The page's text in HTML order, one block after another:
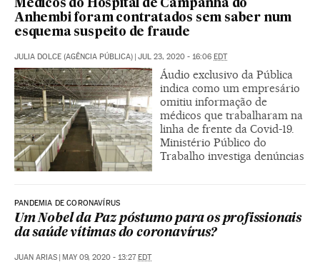
Médicos do Hospital de Campanha do
Anhembi foram contratados sem saber num
esquema suspeito de fraude
JULIA DOLCE (AGÊNCIA PÚBLICA) | JUL 23, 2020 - 16:06 EDT
Áudio exclusivo da Pública
indica como um empresário
omitiu informação de
médicos que trabalharam na
linha de frente da Covid-19.
Ministério Público do
Trabalho investiga denúncias
PANDEMIA DE CORONAVÍRUS
Um Nobel da Paz póstumo para os profissionais
da saúde vítimas do coronavírus?
JUAN ARIAS | MAY 09, 2020 - 13:27EDT